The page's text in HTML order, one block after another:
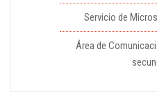
Servicio de
Área de